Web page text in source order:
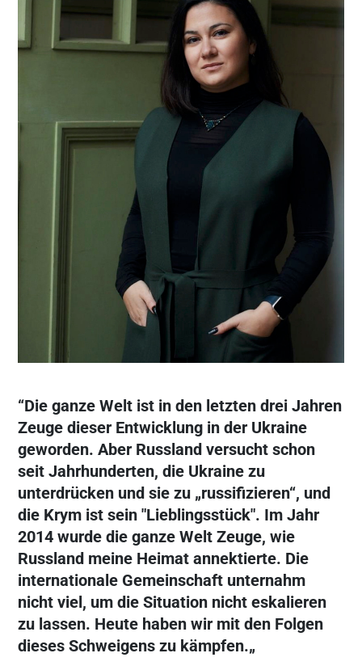
“Die ganze Welt ist in den letzten drei Jahren
Zeuge dieser Entwicklung in der Ukraine
geworden. Aber Russland versucht schon
seit Jahrhunderten, die Ukraine zu
unterdrücken und sie zu „russifizieren“, und
die Krym ist sein "Lieblingsstück". Im Jahr
2014 wurde die ganze Welt Zeuge, wie
Russland meine Heimat annektierte. Die
internationale Gemeinschaft unternahm
nicht viel, um die Situation nicht eskalieren
zu lassen. Heute haben wir mit den Folgen
dieses Schweigens zu kämpfen.„